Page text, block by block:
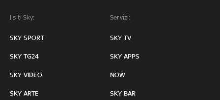
I siti Sky:
SKY SPORT
SKY TG24
SKY VIDEO
SKY ARTE
Servizi:
SKY TV
SKY APPS
NOW
SKY BAR